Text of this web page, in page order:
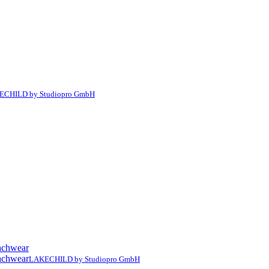
by Studiopro GmbH
LAKECHILD by Studiopro GmbH